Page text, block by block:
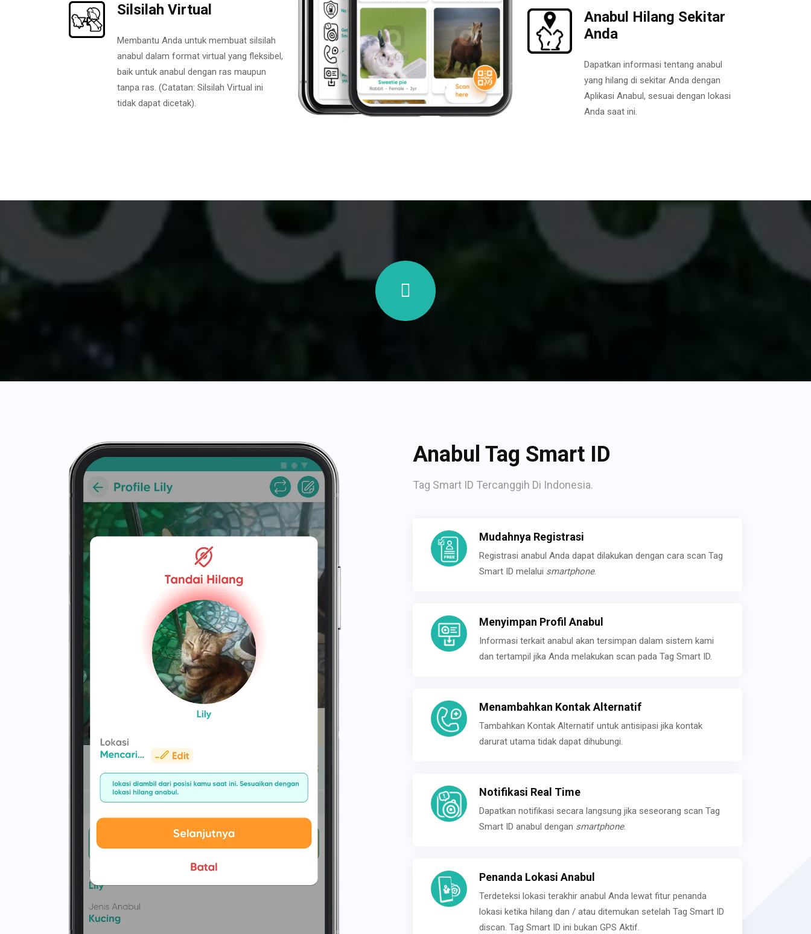
Silsilah Virtual
Membantu Anda untuk membuat silsilah
anabul dalam format virtual yang fleksibel,
baik untuk anabul dengan ras maupun
tanpa ras. (Catatan: Silsilah Virtual ini
tidak dapat dicetak).
Anabul Hilang Sekitar
Anda
Dapatkan informasi tentang anabul
yang hilang di sekitar Anda dengan
Aplikasi Anabul, sesuai dengan lokasi
Anda saat ini.
Anabul Tag Smart ID
Tag Smart ID Tercanggih Di Indonesia.
Mudahnya Registrasi
Registrasi anabul Anda dapat dilakukan dengan cara scan Tag
Smart ID melalui smartphone.
Menyimpan Profil Anabul
Informasi terkait anabul akan tersimpan dalam sistem kami
dan tertampil jika Anda melakukan scan pada Tag Smart ID.
Menambahkan Kontak Alternatif
Tambahkan Kontak Alternatif untuk antisipasi jika kontak
darurat utama tidak dapat dihubungi.
Notifikasi Real Time
Dapatkan notifikasi secara langsung jika seseorang scan Tag
Smart ID anabul dengan smartphone.
Penanda Lokasi Anabul
Terdeteksi lokasi terakhir anabul Anda lewat fitur penanda
lokasi ketika hilang dan / atau ditemukan setelah Tag Smart ID
discan. Tag Smart ID ini bukan GPS Aktif.